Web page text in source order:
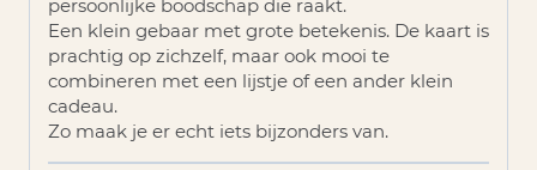
persoonlijke boodschap die raakt.
Een klein gebaar met grote betekenis. De kaart is
prachtig op zichzelf, maar ook mooi te
combineren met een lijstje of een ander klein
cadeau.
Zo maak je er echt iets bijzonders van.